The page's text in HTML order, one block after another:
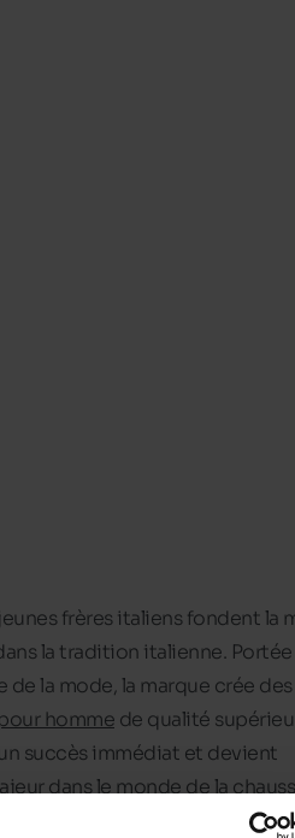
frères italiens fondent la
la tradition italienne.
la mode, la marque crée des
homme de qualité
succès immédiat et devient
dans le monde de la
modes de vie des plus